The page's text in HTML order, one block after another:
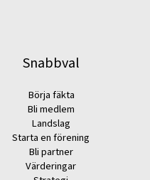
Snabbval
Börja fäkta
Bli medlem
Landslag
Starta en förening
Bli partner
Värderingar